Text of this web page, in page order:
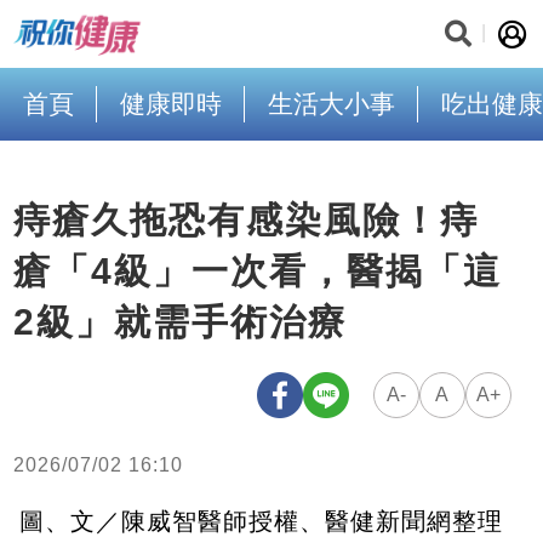
首頁 健康即時 生活大小事 吃出健康
痔瘡久拖恐有感染風險！痔
瘡「4級」一次看，醫揭「這
2級」就需手術治療
A- A A+
2026/07/02 16:10
圖、文／陳威智醫師授權、醫健新聞網整理